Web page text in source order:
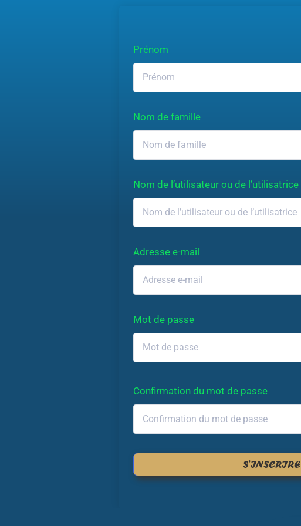
Prénom
Nom de famille
Nom de l’utilisateur ou de l’utilisatrice
Adresse e-mail
Mot de passe
Confirmation du mot de passe
S’INSCRIRE